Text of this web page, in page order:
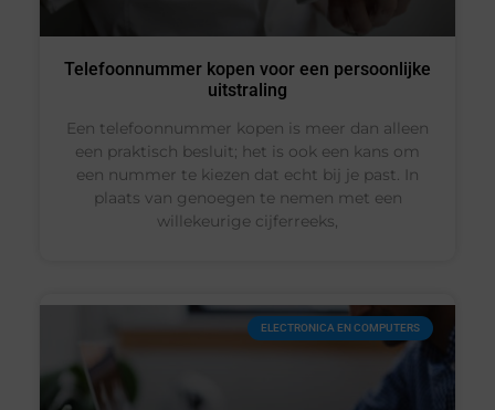
Telefoonnummer kopen voor een persoonlijke
uitstraling
Een telefoonnummer kopen is meer dan alleen
een praktisch besluit; het is ook een kans om
een nummer te kiezen dat echt bij je past. In
plaats van genoegen te nemen met een
willekeurige cijferreeks,
ELECTRONICA EN COMPUTERS